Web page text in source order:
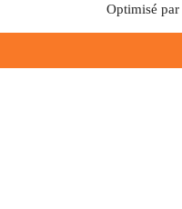
Optimisé par